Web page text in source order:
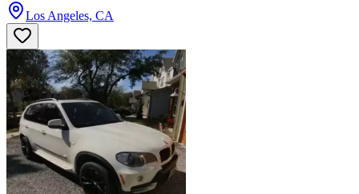
Los Angeles, CA